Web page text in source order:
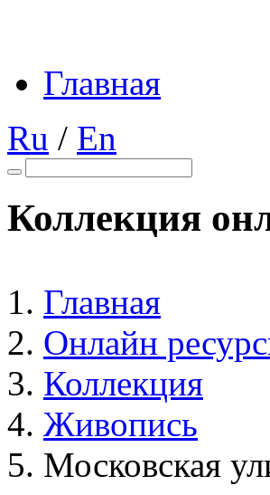
Главная
Ru / En
Коллекция
Главная
Онлайн
Коллекция
Живопись
Московская